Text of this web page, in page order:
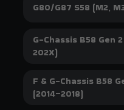
modellanpassade
Sortimentet från do88 för
på flödesoptimering och
do88 att din BMW levererar
om det gäller en modern
G80/G87 S58 (M2,
G-Chassis B58 Gen
202X)
F & G-Chassis B58
(2014–2018)